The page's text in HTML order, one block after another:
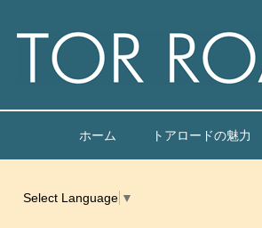
ホーム トアロードの魅力
Select Language ▼